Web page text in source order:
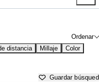
Ordenar
distancia Millaje Color
Guardar